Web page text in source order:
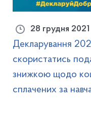
28 грудня 2021
Декларування
скористатись
знижкою щодо
сплачених за